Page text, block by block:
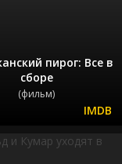
пирог: Все в
сборе
(фильм)